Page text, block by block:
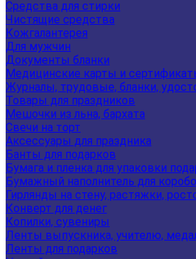
Средства для стирки
Чистящие средства
Кожгалантерея
Для мужчин
Документы бланки
Медицинские карты и
Журналы, трудовые, бланки,
Товары для праздников
Мешочки из льна, бархата
Свечи на торт
Аксессуары для праздника
Банты для подарков
Бумага и пленка для упаковки
Бумажный наполнитель для
Гирлянды на стену, растяжки,
Конверт для денег
Копилки, сувениры
Ленты выпускника, учителю,
Ленты для подарков